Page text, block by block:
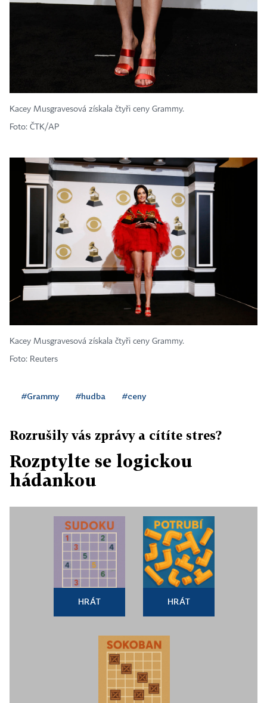
Kacey Musgravesová získala čtyři ceny Grammy.
Foto: ČTK/AP
Kacey Musgravesová získala čtyři ceny Grammy.
Foto: Reuters
#Grammy #hudba #ceny
Rozrušily vás zprávy a cítíte stres?
Rozptylte se logickou
hádankou
HRÁT HRÁT